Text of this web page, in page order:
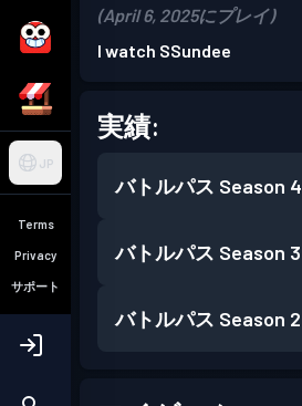
JP
Terms
Privacy
サポート
(April 6, 2025にプレイ)
I watch SSundee
実績:
バトルパス Season 4
バトルパス Season 3
バトルパス Season 2